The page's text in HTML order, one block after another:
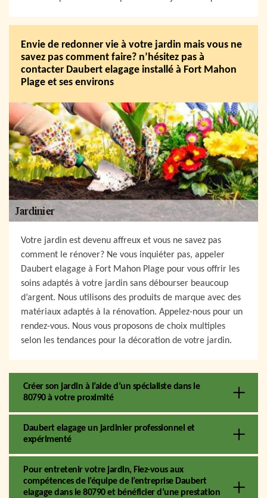
Envie de redonner vie à votre jardin mais vous ne
savez pas comment faire? n’hésitez pas à
contacter Daubert elagage installé à Fort Mahon
Plage et ses environs
Votre jardin est devenu affreux et vous ne savez pas
comment le rénover? Ne vous inquiéter pas, appeler
Daubert elagage à Fort Mahon Plage pour vous offrir les
soins adaptés à votre jardin sans débourser beaucoup
d’argent. Nous utilisons des produits de marque avec des
matériaux adaptés à la rénovation. Appelez-nous pour un
rendez-vous. Nous vous proposons de choix multiples
selon les tendances pour la décoration de votre jardin.
Créer son jardin à l’aide d’un spécialiste dans le
80790 à votre proximité
Daubert elagage un jardinier professionnel et
expérimenté
Pour entretenir votre jardin, Fiez-vous aux
compétences de l’équipe de l’entreprise Daubert
elagage dans le 80790 et bénéficier d’une prestation